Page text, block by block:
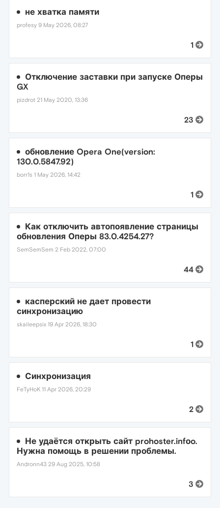
не хватка памяти
profesy 9 May 2026, 08:27
1
Отключение заставки при запуске Оперы
GX
pizdrot 21 May 2020, 13:36
23
обновление Opera One(version:
130.0.5847.92)
borr1s 1 May 2026, 14:42
1
Как отключить автопоявление страницы
обновления Оперы 83.0.4254.27?
SemSemSem 2 Feb 2022, 07:00
44
касперский не дает провести
синхронизацию
skaileepsix 19 Apr 2026, 18:30
1
Синхронизация
FeTyHoK 11 Apr 2026, 20:29
2
Не удаётся открыть сайт prohoster.infоo.
Нужна помощь в решении проблемы.
Andronn43 29 Aug 2025, 10:58
3